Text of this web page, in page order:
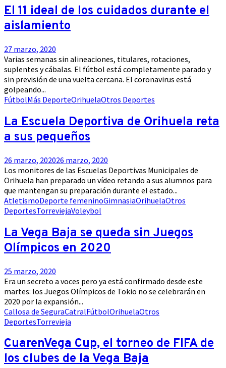
El 11 ideal de los cuidados durante el
aislamiento
27 marzo, 2020
Varias semanas sin alineaciones, titulares, rotaciones,
suplentes y cábalas. El fútbol está completamente parado y
sin previsión de una vuelta cercana. El coronavirus está
golpeando...
FútbolMás DeporteOrihuelaOtros Deportes
La Escuela Deportiva de Orihuela reta
a sus pequeños
26 marzo, 202026 marzo, 2020
Los monitores de las Escuelas Deportivas Municipales de
Orihuela han preparado un vídeo retando a sus alumnos para
que mantengan su preparación durante el estado...
AtletismoDeporte femeninoGimnasiaOrihuelaOtros
DeportesTorreviejaVoleybol
La Vega Baja se queda sin Juegos
Olímpicos en 2020
25 marzo, 2020
Era un secreto a voces pero ya está confirmado desde este
martes: los Juegos Olímpicos de Tokio no se celebrarán en
2020 por la expansión...
Callosa de SeguraCatralFútbolOrihuelaOtros
DeportesTorrevieja
CuarenVega Cup, el torneo de FIFA de
los clubes de la Vega Baja